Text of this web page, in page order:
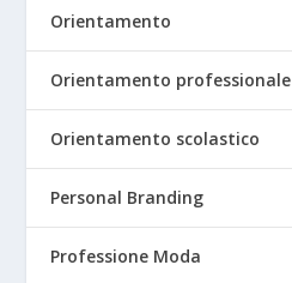
Orientamento
Orientamento professionale
Orientamento scolastico
Personal Branding
Professione Moda